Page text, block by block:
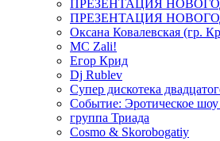
ПРЕЗЕНТАЦИЯ
ПРЕЗЕНТАЦИЯ
Оксана Ковалевская (гр.
MC Zali!
Егор Крид
Dj Rublev
Супер дискотека
Событие: Эротическое
группа Триада
Cosmo & Skorobogatiy